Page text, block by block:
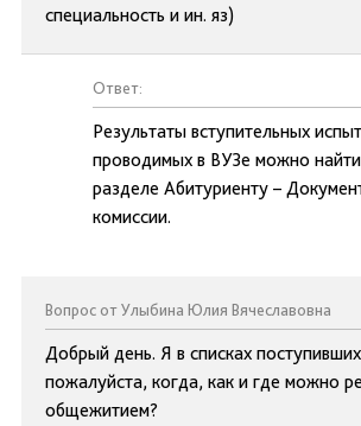
специальность и ин. яз)
Ответ:
Результаты вступительных
проводимых в ВУЗе можно найти
разделе Абитуриенту –
комиссии.
Вопрос от Улыбина Юлия Вячеславовна
Добрый день. Я в списках
пожалуйста, когда, как и где можно
общежитием?